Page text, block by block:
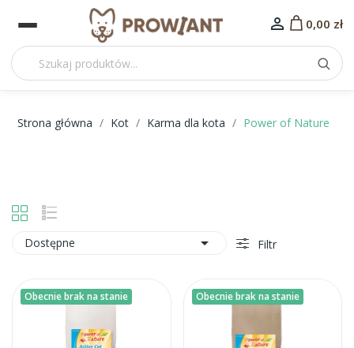
 0,00 zł
Strona główna Kot Karma dla kota Power of Nature
Dostępne  Filtr
Obecnie brak na stanie Obecnie brak na stanie